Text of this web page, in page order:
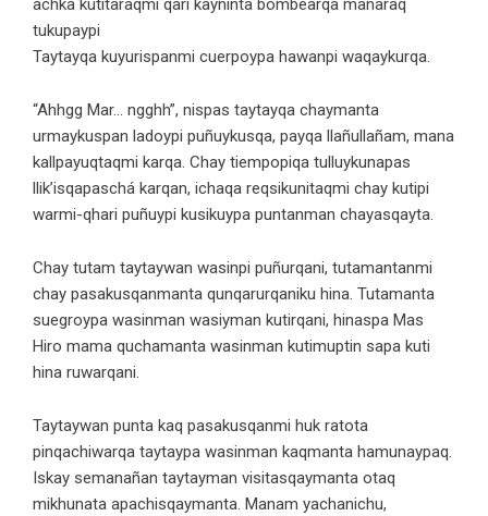
achka kutitaraqmi qari kayninta bombearqa manaraq
tukupaypi
Taytayqa kuyurispanmi cuerpoypa hawanpi waqaykurqa.
“Ahhgg Mar… ngghh”, nispas taytayqa chaymanta
urmaykuspan ladoypi puñuykusqa, payqa llañullañam, mana
kallpayuqtaqmi karqa. Chay tiempopiqa tulluykunapas
llik’isqapaschá karqan, ichaqa reqsikunitaqmi chay kutipi
warmi-qhari puñuypi kusikuypa puntanman chayasqayta.
Chay tutam taytaywan wasinpi puñurqani, tutamantanmi
chay pasakusqanmanta qunqarurqaniku hina. Tutamanta
suegroypa wasinman wasiyman kutirqani, hinaspa Mas
Hiro mama quchamanta wasinman kutimuptin sapa kuti
hina ruwarqani.
Taytaywan punta kaq pasakusqanmi huk ratota
pinqachiwarqa taytaypa wasinman kaqmanta hamunaypaq.
Iskay semanañan taytayman visitasqaymanta otaq
mikhunata apachisqaymanta. Manam yachanichu,